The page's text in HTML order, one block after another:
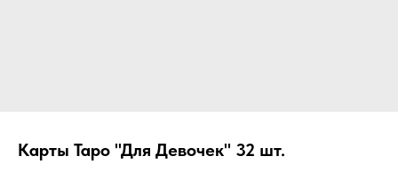
Карты Таро "Для Девочек" 32 шт.